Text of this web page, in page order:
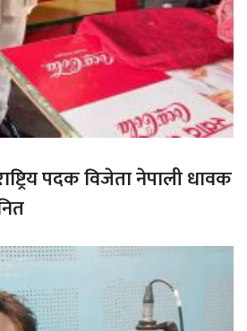
पदक विजेता नेपाली धावक